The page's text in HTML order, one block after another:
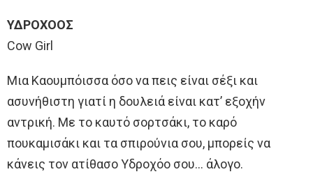
ΥΔΡΟΧΟΟΣ
Cow Girl
Μια Καουμπόισσα όσο να πεις είναι σέξι και
ασυνήθιστη γιατί η δουλειά είναι κατ’ εξοχήν
αντρική. Με το καυτό σορτσάκι, το καρό
πουκαμισάκι και τα σπιρούνια σου, μπορείς να
κάνεις τον ατίθασο Υδροχόο σου… άλογο.